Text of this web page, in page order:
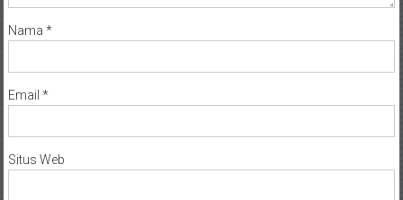
Nama *
Email *
Situs Web